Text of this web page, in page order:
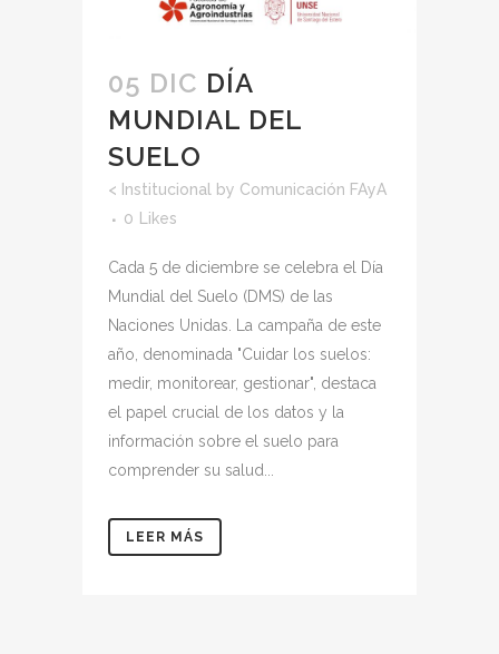
05 DIC DÍA
MUNDIAL DEL
SUELO
< Institucional by Comunicación FAyA
0 Likes
Cada 5 de diciembre se celebra el Día
Mundial del Suelo (DMS) de las
Naciones Unidas. La campaña de este
año, denominada "Cuidar los suelos:
medir, monitorear, gestionar", destaca
el papel crucial de los datos y la
información sobre el suelo para
comprender su salud...
LEER MÁS